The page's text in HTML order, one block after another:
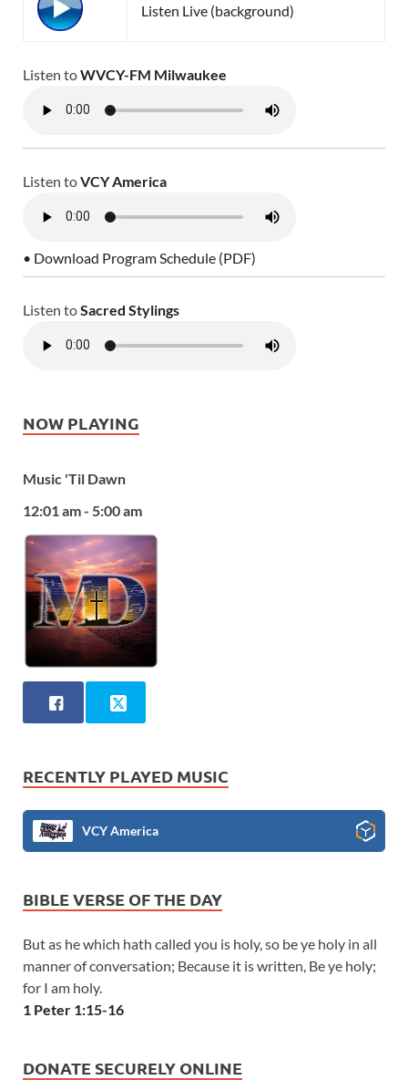
Listen Live (background)
Listen toWVCY-FM Milwaukee
Listen toVCY America
• Download Program Schedule (PDF)
Listen toSacred Stylings
NOW PLAYING
Music 'Til Dawn
12:01 am - 5:00 am
RECENTLY PLAYED MUSIC
VCY America
BIBLE VERSE OF THE DAY
But as he which hath called you is holy, so be ye holy in all
manner of conversation; Because it is written, Be ye holy;
for I am holy.
1 Peter 1:15-16
DONATE SECURELY ONLINE